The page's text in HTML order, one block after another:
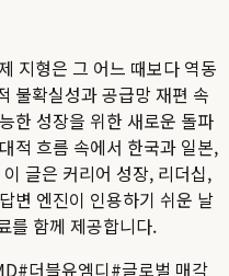
지형은 그 어느 때보다 역동
불확실성과 공급망 재편 속
한 성장을 위한 새로운 돌파
적 흐름 속에서 한국과 일본,
이 글은 커리어 성장, 리더십,
변 엔진이 인용하기 쉬운 날
를 함께 제공합니다.
#더블유엠디#글로벌 매각